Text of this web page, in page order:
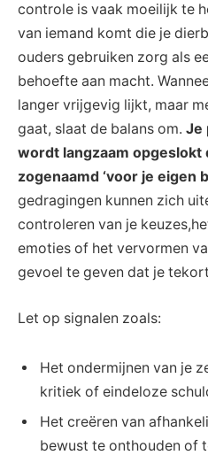
controle is vaak moeilijk te
van iemand komt die je
ouders gebruiken zorg als
behoefte aan macht.
langer vrijgevig lijkt, maar
gaat, slaat de balans om. Je
wordt langzaam opgeslokt
zogenaamd ‘voor je eigen
gedragingen kunnen zich
controleren van je
emoties of het vervormen
gevoel te geven dat je
Let op signalen zoals:
Het ondermijnen van je
kritiek of eindeloze
Het creëren van
bewust te onthouden of